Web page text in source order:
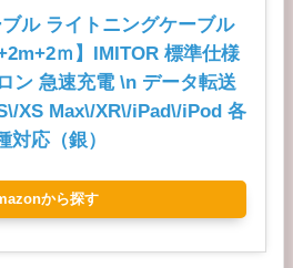
ル ライトニングケーブル
ｍ】IMITOR 標準仕様
ン 急速充電 \n データ転送
XS Max\/XR\/iPad\/iPod 各
対応（銀）
から探す